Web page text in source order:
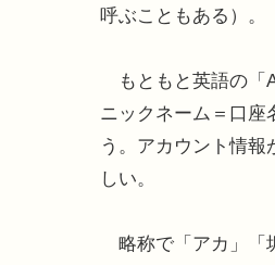
呼ぶこともある）。
もともと英語の「
ニックネーム＝口座
う。アカウント情
しい。
略称で「アカ」「